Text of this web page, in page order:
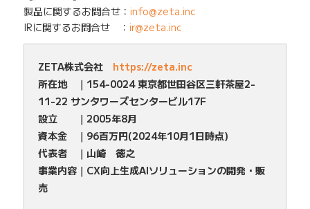
製品に関するお問合せ： info@zeta.inc
IRに関するお問合せ ： ir@zeta.inc
ZETA株式会社 https://zeta.inc
所在地 ｜154-0024 東京都世田谷区三軒茶屋2-
11-22 サンタワーズセンタービル17F
設立 ｜2005年8月
資本金 ｜96百万円(2024年10月1日時点)
代表者 ｜山崎 徳之
事業内容｜CX向上生成AIソリューションの開発・販
売